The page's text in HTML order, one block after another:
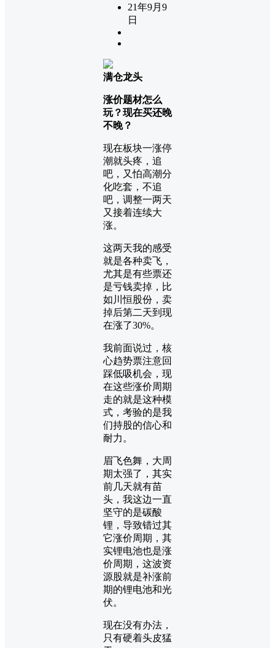
21年9月9
日
满仓龙头
涨价题材怎么
玩？现在买还晚
不晚？
现在板块一涨停
潮就头疼，追
吧，又怕高潮分
化吃套，不追
吧，调整一两天
又接着连续大
涨。
这两天我的感受
就是各种卖飞，
尤其是有些票还
是亏钱卖掉，比
如川恒股份，卖
掉后第二天到现
在涨了30%。
我前面说过，核
心趋势票注意回
踩低吸机会，现
在这些涨价周期
走的就是这种模
式，考验的是我
们持股的信心和
耐力。
眉飞色舞，大周
期太强了，其实
前几天就有苗
头，我这边一直
坚守的是碳酸
锂，导致错过其
它涨价周期，其
实锂电池也是涨
价周期，这波资
源股就是补涨前
期的锂电池和光
伏。
现在没有办法，
只有硬着头皮猛